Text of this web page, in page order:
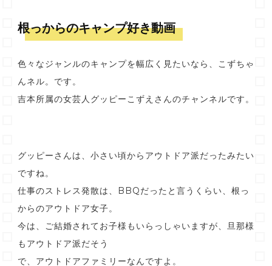
根っからのキャンプ好き動画
色々なジャンルのキャンプを幅広く見たいなら、こずちゃ
んネル。です。
吉本所属の女芸人グッピーこずえさんのチャンネルです。
グッピーさんは、小さい頃からアウトドア派だったみたい
ですね。
仕事のストレス発散は、BBQだったと言うくらい、根っ
からのアウトドア女子。
今は、ご結婚されてお子様もいらっしゃいますが、旦那様
もアウトドア派だそう
で、アウトドアファミリーなんですよ。